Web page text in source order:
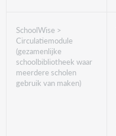
SchoolWise >
Circulatiemodule
(gezamenlijke
schoolbibliotheek waar
meerdere scholen
gebruik van maken)